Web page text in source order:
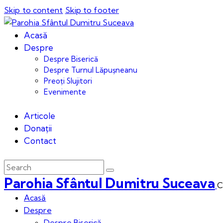
Skip to content Skip to footer
Acasă
Despre
Despre Biserică
Despre Turnul Lăpușneanu
Preoți Slujitori
Evenimente
Articole
Donații
Contact
Parohia Sfântul Dumitru Suceava
Acasă
Despre